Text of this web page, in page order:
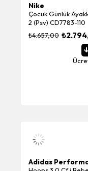
Nike
Çocuk Günlük
2 (Psv) CD7783-110
₺4.657,00
Adidas